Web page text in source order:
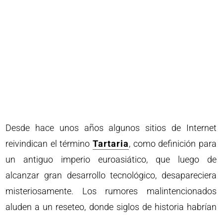
Desde hace unos años algunos sitios de Internet
reivindican el término Tartaria, como definición para
un antiguo imperio euroasiático, que luego de
alcanzar gran desarrollo tecnológico, desapareciera
misteriosamente. Los rumores malintencionados
aluden a un reseteo, donde siglos de historia habrían